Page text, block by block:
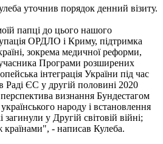
уточнив порядок денний візиту.
папці до цього нашого
ОРДЛО і Криму, підтримка
зокрема медичної реформи,
Програми розширених
інтеграція України під час
Раді ЄС у другій половині 2020
визнання Бундестагом
народу і встановлення
у Другій світовій війні;
країнами", - написав Кулеба.